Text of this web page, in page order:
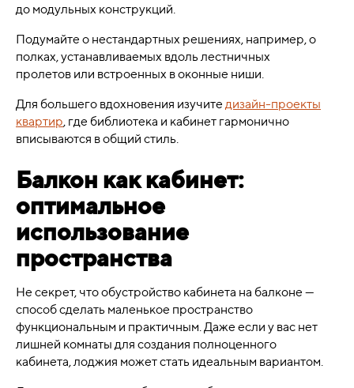
до модульных конструкций.
Подумайте о нестандартных решениях, например, о
полках, устанавливаемых вдоль лестничных
пролетов или встроенных в оконные ниши.
Для большего вдохновения изучите дизайн-проекты
квартир, где библиотека и кабинет гармонично
вписываются в общий стиль.
Балкон как кабинет:
оптимальное
использование
пространства
Не секрет, что обустройство кабинета на балконе —
способ сделать маленькое пространство
функциональным и практичным. Даже если у вас нет
лишней комнаты для создания полноценного
кабинета, лоджия может стать идеальным вариантом.